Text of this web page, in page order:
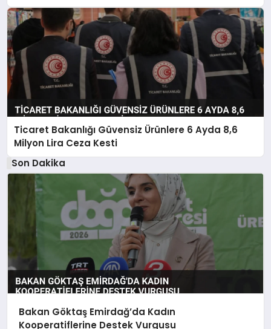
Ticaret Bakanlığı Güvensiz Ürünlere 6 Ayda 8,6
Milyon Lira Ceza Kesti
Son Dakika
Bakan Göktaş Emirdağ’da Kadın
Kooperatiflerine Destek Vurgusu